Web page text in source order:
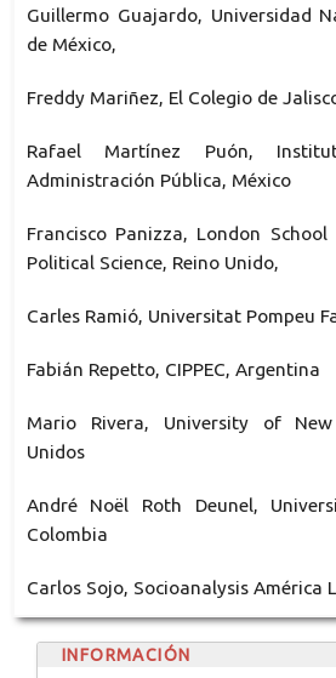
Guillermo Guajardo, Universidad
de México,
Freddy Mariñez, El Colegio de
Rafael Martínez Puón,
Administración Pública, México
Francisco Panizza, London
Political Science, Reino Unido,
Carles Ramió, Universitat Pompeu
Fabián Repetto, CIPPEC, Argentina
Mario Rivera, University of New
Unidos
André Noël Roth Deunel,
Colombia
Carlos Sojo, Socioanalysis América
INFORMACIÓN